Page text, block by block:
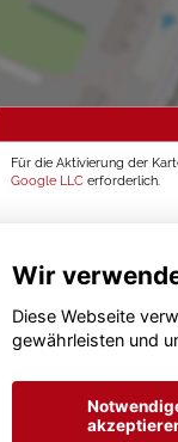
Für die Aktivierung der
Google LLC erforderlich.
Wir
Diese Webseite
gewährleisten und